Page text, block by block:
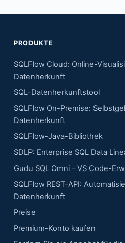
PRODUKTE
SQLFlow Cloud: Online-
Datenherkunft
SQL-Datenherkunftstool
SQLFlow On-Premise:
Datenherkunft
SQLFlow-Java-Bibliothek
SDLP: Enterprise SQL Data
Gudu SQL Omni – VS Code-
SQLFlow REST-API:
Datenherkunft
Preise
Premium-Konto kaufen